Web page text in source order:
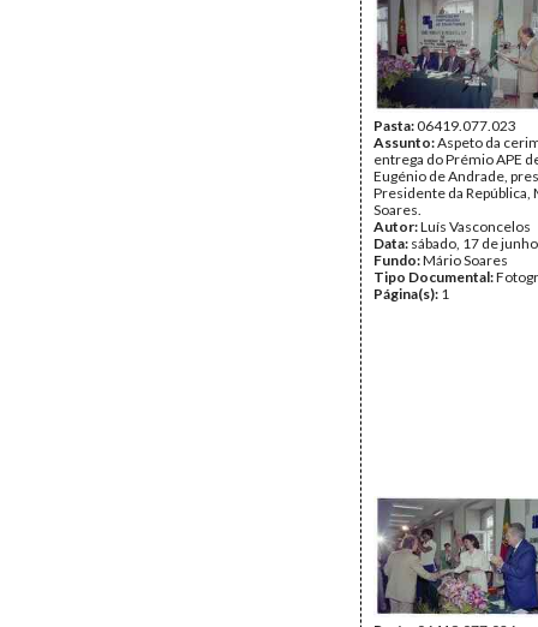
Pasta:06419.077.023
Assunto:Aspeto da
entrega do Prémio APE
Eugénio de Andrade,
Presidente da República,
Soares.
Autor:Luís Vasconcelos
Data: sábado, 17 de
Fundo:Mário Soares
Tipo Documental:
Página(s): 1